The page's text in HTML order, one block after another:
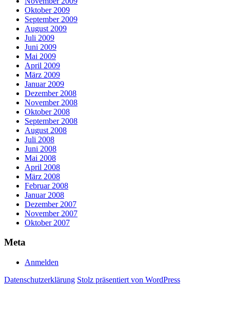
Oktober 2009
September 2009
August 2009
Juli 2009
Juni 2009
Mai 2009
April 2009
März 2009
Januar 2009
Dezember 2008
November 2008
Oktober 2008
September 2008
August 2008
Juli 2008
Juni 2008
Mai 2008
April 2008
März 2008
Februar 2008
Januar 2008
Dezember 2007
November 2007
Oktober 2007
Meta
Anmelden
Datenschutzerklärung Stolz präsentiert von WordPress